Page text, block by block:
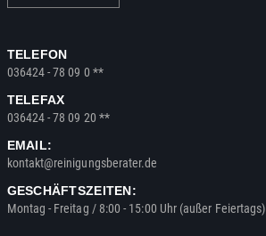
TELEFON
036424 - 78 09 0 **
TELEFAX
036424 - 78 09 20 **
EMAIL:
kontakt@reinigungsberater.de
GESCHÄFTSZEITEN:
Montag - Freitag / 8:00 - 15:00 Uhr (außer Feiertags)